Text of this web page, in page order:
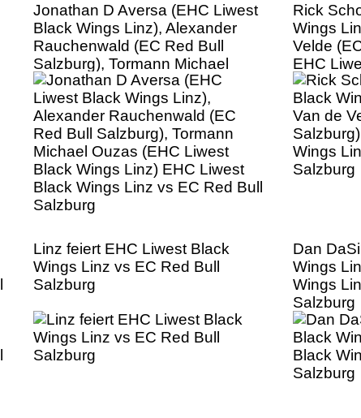
Jonathan D Aversa (EHC Liwest
Black Wings Linz), Alexander
Rauchenwald (EC Red Bull
Salzburg), Tormann Michael
Ouzas (EHC Liwest Black Wings
Linz) EHC Liwest Black Wings
Linz vs EC Red Bull Salzburg
Rick
Wings
Velde
EHC
EC Red
Linz feiert EHC Liwest Black
Wings Linz vs EC Red Bull
Salzburg
Dan
Wings
Wings
Salzburg